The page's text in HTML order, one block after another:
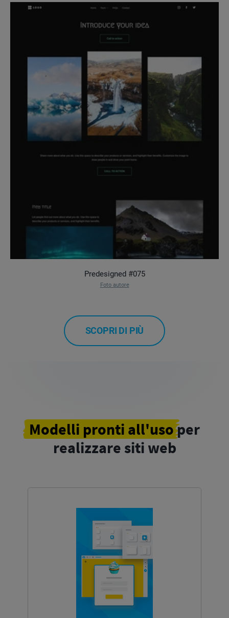
Predesigned #075
Foto autore
SCOPRI DI PIÙ
Modelli pronti all'usoper
realizzare siti web